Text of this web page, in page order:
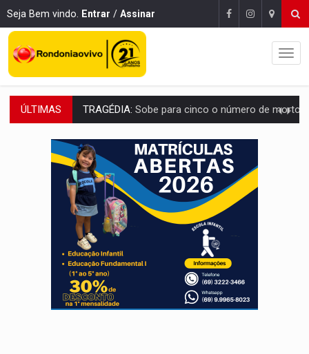
Seja Bem vindo. Entrar / Assinar
ÚLTIMAS TRANSPORTE DE ARROZ:MPF assegura cumprimento da legislação sobre transporte
DEEPFAKE:Sancionada lei contra violência sexual infantil na
COLEGIADO:Brasil e Rússia discutem energia nuclear, defesa e
URGENTE:Colisão entre caminhão e carro deixa quatro mortos e um em
ENCONTRO: Amazônia Negra ganha projeção nacional com participação de
PREVISÃO: Porto Velho tem chances de chuvas isoladas nesta
SINDICATOS UNIDOS: Assembleia Geral delibera greve da educação
PROCESSO SELETIVO: Rondoniaovivo abre oficina de Comunicação com